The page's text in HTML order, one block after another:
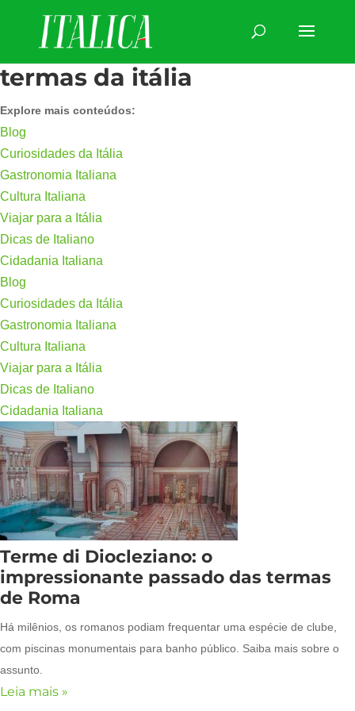
termas da itália
Explore mais conteúdos:
Blog
Curiosidades da Itália
Gastronomia Italiana
Cultura Italiana
Viajar para a Itália
Dicas de Italiano
Cidadania Italiana
Blog
Curiosidades da Itália
Gastronomia Italiana
Cultura Italiana
Viajar para a Itália
Dicas de Italiano
Cidadania Italiana
Terme di Diocleziano: o
impressionante passado das termas
de Roma
Há milênios, os romanos podiam frequentar uma espécie de clube,
com piscinas monumentais para banho público. Saiba mais sobre o
assunto.
Leia mais »